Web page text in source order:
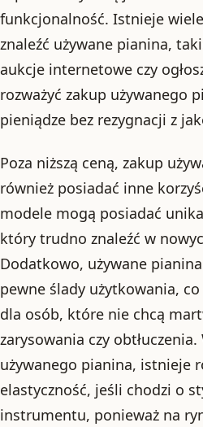
funkcjonalność. Istnieje
znaleźć używane pianina,
aukcje internetowe czy
rozważyć zakup używanego
pieniądze bez rezygnacji z
Poza niższą ceną, zakup
również posiadać inne
modele mogą posiadać
który trudno znaleźć w
Dodatkowo, używane
pewne ślady użytkowania,
dla osób, które nie chcą
zarysowania czy
używanego pianina, istnieje
elastyczność, jeśli chodzi o
instrumentu, ponieważ na